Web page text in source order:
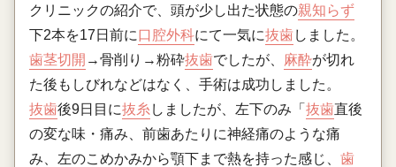
クリニックの紹介で、頭が少し出た状態の親知らず
下2本を17日前に口腔外科にて一気に抜歯 しました。
歯茎切開 →骨削り→粉砕抜歯でしたが、 麻酔が切れ
た後もしびれなどはなく、手術は成功しました。
抜歯後9日目に抜糸 しましたが、左下のみ「 抜歯直後
の変な味・痛み、前歯あたりに神経痛のような痛
み、左のこめかみから顎下まで熱を持った感じ、 歯